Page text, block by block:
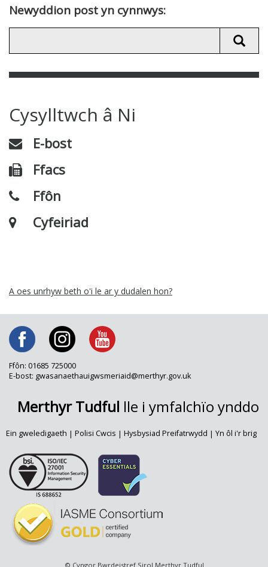
Newyddion post yn cynnwys:
Cysylltwch â Ni
E-bost
Ffacs
Ffôn
Cyfeiriad
A oes unrhyw beth o'i le ar y dudalen hon?
Ffôn: 01685 725000
E-bost: gwasanaethauigwsmeriaid@merthyr.gov.uk
Merthyr Tudful lle i ymfalchïo ynddo
Ein gweledigaeth | Polisi Cwcis | Hysbysiad Preifatrwydd | Yn ôl i'r brig
© Cyngor Bwrdeistref Sirol Merthyr Tudful